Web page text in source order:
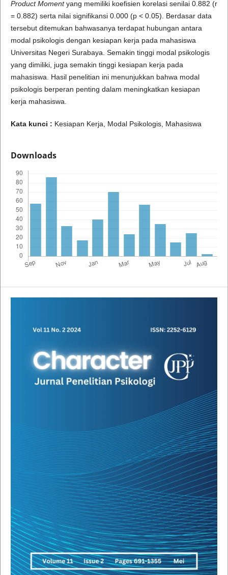
Product Momentyang memiliki koefisien korelasi senilai 0.882 (r
= 0.882) serta nilai signifikansi 0.000 (p < 0.05). Berdasar data
tersebut ditemukan bahwasanya terdapat hubungan antara
modal psikologis dengan kesiapan kerja pada mahasiswa
Universitas Negeri Surabaya. Semakin tinggi modal psikologis
yang dimiliki, juga semakin tinggi kesiapan kerja pada
mahasiswa. Hasil penelitian ini menunjukkan bahwa modal
psikologis berperan penting dalam meningkatkan kesiapan
kerja mahasiswa.
Kata kunci : Kesiapan Kerja, Modal Psikologis, Mahasiswa
Downloads